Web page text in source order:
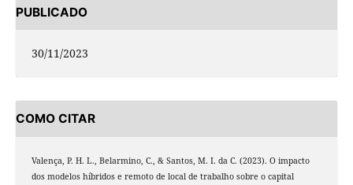
PUBLICADO
30/11/2023
COMO CITAR
Valença, P. H. L., Belarmino, C., & Santos, M. I. da C. (2023). O impacto
dos modelos híbridos e remoto de local de trabalho sobre o capital